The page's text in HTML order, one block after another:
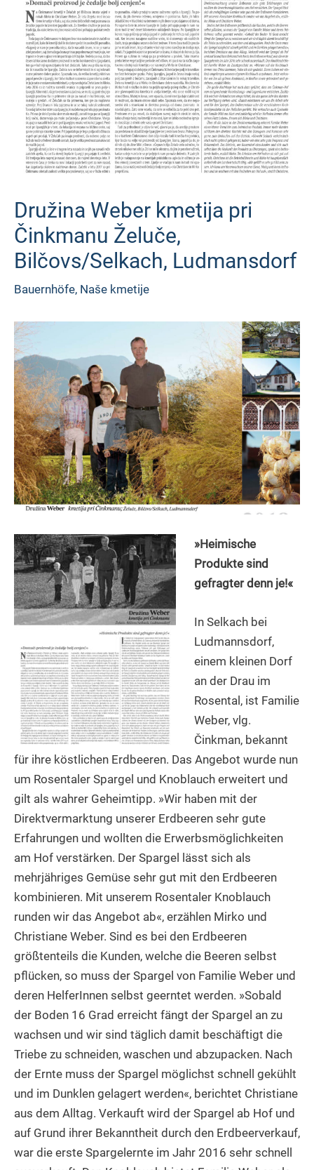
Družina Weber kmetija pri
Činkmanu Želuče,
Bilčovs/Selkach, Ludmansdorf
Bauernhöfe, Naše kmetije
»Heimische
Produkte sind
gefragter denn je!«
In Selkach bei
Ludmannsdorf,
einem kleinen Dorf
an der Drau im
Rosental, ist Familie
Weber, vlg.
Činkman, bekannt
für ihre köstlichen Erdbeeren. Das Angebot wurde nun
um Rosentaler Spargel und Knoblauch erweitert und
gilt als wahrer Geheimtipp. »Wir haben mit der
Direktvermarktung unserer Erdbeeren sehr gute
Erfahrungen und wollten die Erwerbsmöglichkeiten
am Hof verstärken. Der Spargel lässt sich als
mehrjähriges Gemüse sehr gut mit den Erdbeeren
kombinieren. Mit unserem Rosentaler Knoblauch
runden wir das Angebot ab«, erzählen Mirko und
Christiane Weber. Sind es bei den Erdbeeren
größtenteils die Kunden, welche die Beeren selbst
pflücken, so muss der Spargel von Familie Weber und
deren HelferInnen selbst geerntet werden. »Sobald
der Boden 16 Grad erreicht fängt der Spargel an zu
wachsen und wir sind täglich damit beschäftigt die
Triebe zu schneiden, waschen und abzupacken. Nach
der Ernte muss der Spargel möglichst schnell gekühlt
und im Dunklen gelagert werden«, berichtet Christiane
aus dem Alltag. Verkauft wird der Spargel ab Hof und
auf Grund ihrer Bekanntheit durch den Erdbeerverkauf,
war die erste Spargelernte im Jahr 2016 sehr schnell